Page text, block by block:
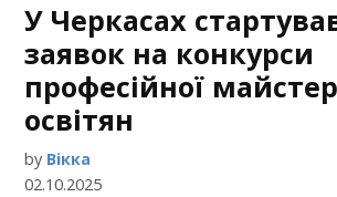
У Черкасах
заявок на конкурси
професійної
освітян
by Вікка
02.10.2025